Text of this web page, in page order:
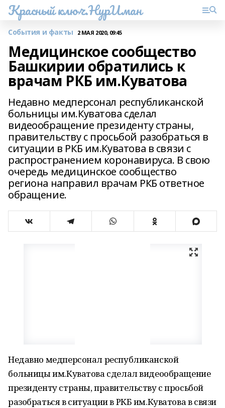
Красный ключ.НурИман
События и факты 2 МАЯ 2020, 09:45
Медицинское сообщество
Башкирии обратились к
врачам РКБ им.Куватова
Недавно медперсонал республиканской
больницы им.Куватова сделал
видеообращение президенту страны,
правительству с просьбой разобраться в
ситуации в РКБ им.Куватова в связи с
распространением коронавируса. В свою
очередь медицинское сообщество
региона направил врачам РКБ ответное
обращение.
Недавно медперсонал республиканской
больницы им.Куватова сделал видеообращение
президенту страны, правительству с просьбой
разобраться в ситуации в РКБ им.Куватова в связи